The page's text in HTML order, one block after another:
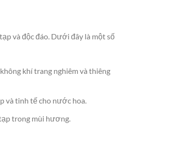
và độc đáo. Dưới đây là một số
khí trang nghiêm và thiêng
và tinh tế cho nước hoa.
trong mùi hương.